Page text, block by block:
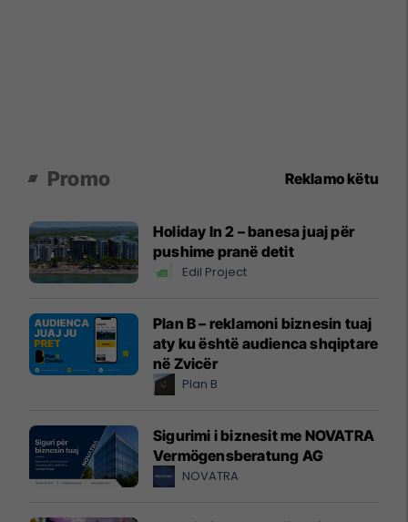
Promo Reklamo këtu
Holiday In 2 – banesa juaj për
pushime pranë detit
Edil Project
Plan B – reklamoni biznesin tuaj
aty ku është audienca shqiptare
në Zvicër
Plan B
Sigurimi i biznesit me NOVATRA
Vermögensberatung AG
NOVATRA